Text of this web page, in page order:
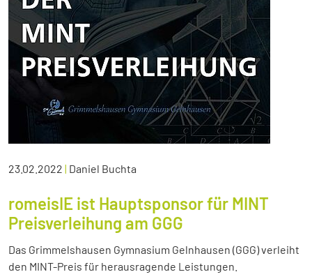
23.02.2022 | Daniel Buchta
romeisIE ist Hauptsponsor für MINT
Preisverleihung am GGG
Das Grimmelshausen Gymnasium Gelnhausen (GGG) verleiht
den MINT-Preis für herausragende Leistungen.